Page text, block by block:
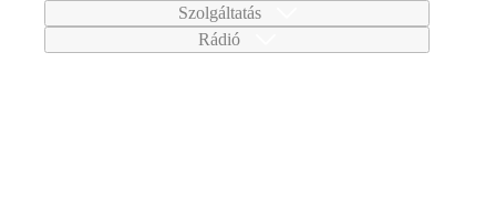
Szolgáltatás
Rádió